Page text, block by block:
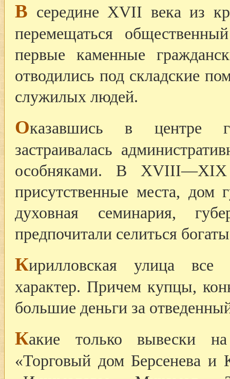
В середине XVII века из
перемещаться
первые каменные
отводились под складские
служилых людей.
Оказавшись в центре
застраивалась
особняками. В XVIII—XIX
присутственные места, дом
духовная семинария,
предпочитали селиться
Кирилловская улица все
характер. Причем купцы,
большие деньги за
Какие только вывески
«Торговый дом Берсенева и